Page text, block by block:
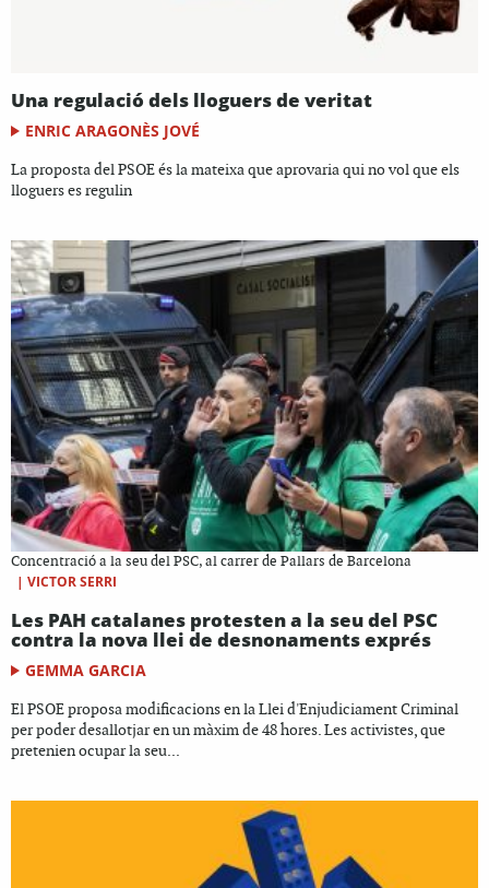
Una regulació dels lloguers de veritat
ENRIC ARAGONÈS JOVÉ
La proposta del PSOE és la mateixa que aprovaria qui no vol que els
lloguers es regulin
Concentració a la seu del PSC, al carrer de Pallars de Barcelona
| VICTOR SERRI
Les PAH catalanes protesten a la seu del PSC
contra la nova llei de desnonaments exprés
GEMMA GARCIA
El PSOE proposa modificacions en la Llei d'Enjudiciament Criminal
per poder desallotjar en un màxim de 48 hores. Les activistes, que
pretenien ocupar la seu...